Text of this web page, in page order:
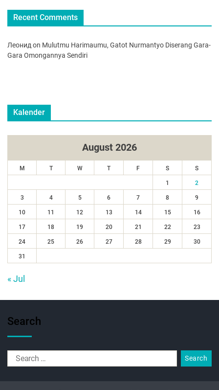
Recent Comments
Леонид on Mulutmu Harimaumu, Gatot Nurmantyo Diserang Gara-
Gara Omongannya Sendiri
Kalender
August 2026
M T W T F S S
1 2
3 4 5 6 7 8 9
10 11 12 13 14 15 16
17 18 19 20 21 22 23
24 25 26 27 28 29 30
31
« Jul
Search